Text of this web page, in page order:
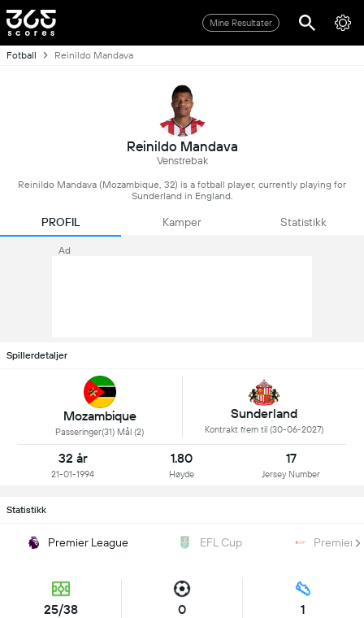
Mine Resultater
Fotball Reinildo Mandava
Reinildo Mandava
Venstrebak
Reinildo Mandava (Mozambique, 32) is a fotball player, currently playing for
Sunderland in England.
PROFIL Kamper Statistikk
Ad
Spillerdetaljer
Mozambique
Passeringer(31) Mål (2)
Sunderland
Kontrakt frem til (30-06-2027)
32 år
21-01-1994
1.80
Høyde
17
Jersey Number
Statistikk
Premier League EFL Cup Premier
25/38 0 1